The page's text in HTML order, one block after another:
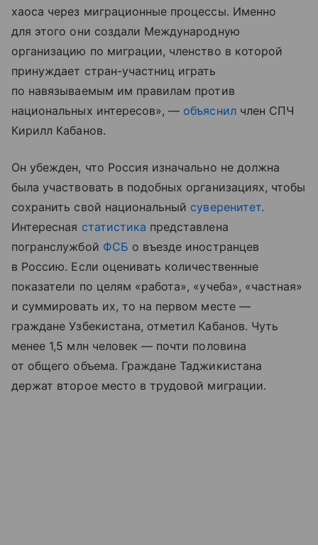
хаоса через миграционные процессы. Именно
для этого они создали Международную
организацию по миграции, членство в которой
принуждает стран-участниц играть
по навязываемым им правилам против
национальных интересов», — объяснилчлен СПЧ
Кирилл Кабанов.
Он убежден, что Россия изначально не должна
была участвовать в подобных организациях, чтобы
сохранить свой национальный суверенитет.
Интересная статистика представлена
погранслужбой ФСБ о въезде иностранцев
в Россию. Если оценивать количественные
показатели по целям «работа», «учеба», «частная»
и суммировать их, то на первом месте —
граждане Узбекистана, отметил Кабанов. Чуть
менее 1,5 млн человек — почти половина
от общего объема. Граждане Таджикистана
держат второе место в трудовой миграции.